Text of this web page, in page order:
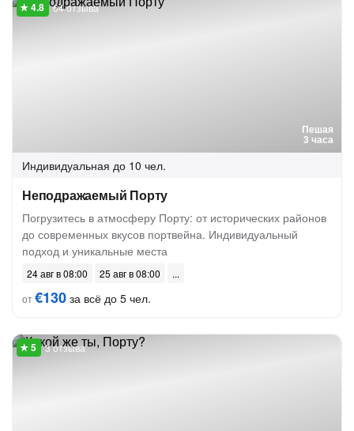
Пешая
3 часа
64 отзыва
Индивидуальная до 10 чел.
Неподражаемый Порту
Погрузитесь в атмосферу Порту: от исторических районов
до современных вкусов портвейна. Индивидуальный
подход и уникальные места
24 авг в 08:00
25 авг в 08:00
от€130 за всё до 5 чел.
3 отзыва